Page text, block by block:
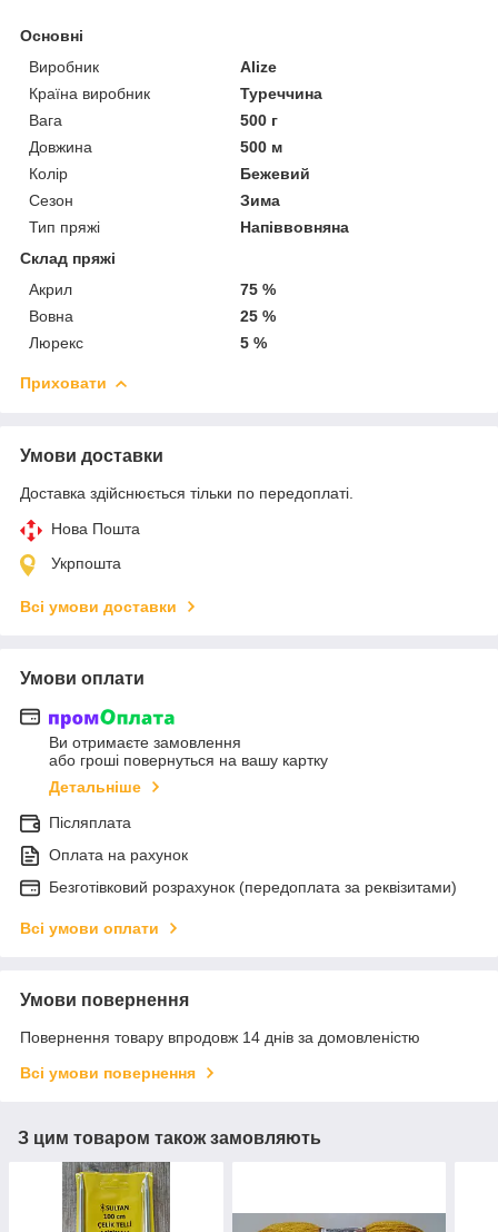
Основні
Виробник
Alize
Країна виробник
Туреччина
Вага
500 г
Довжина
500 м
Колір
Бежевий
Сезон
Зима
Тип пряжі
Напіввовняна
Склад пряжі
Акрил
75 %
Вовна
25 %
Люрекс
5 %
Приховати
Умови доставки
Доставка здійснюється тільки по передоплаті.
Нова Пошта
Укрпошта
Всі умови доставки
Умови оплати
Ви отримаєте замовлення
або гроші повернуться на вашу картку
Детальніше
Післяплата
Оплата на рахунок
Безготівковий розрахунок (передоплата за реквізитами)
Всі умови оплати
Умови повернення
Повернення товару впродовж 14 днів за домовленістю
Всі умови повернення
З цим товаром також замовляють